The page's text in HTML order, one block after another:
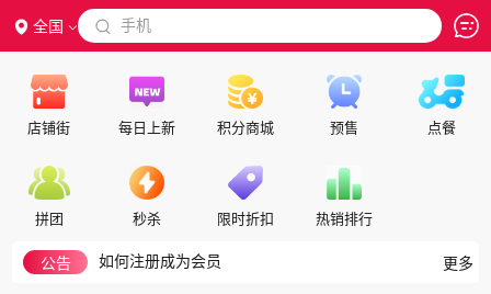
全国  手机
店铺街 每日上新 积分商城 预售 点餐
拼团 秒杀 限时折扣 热销排行
公告
隐私政策
代理合作
交保证金
如何注册成为会员
更多